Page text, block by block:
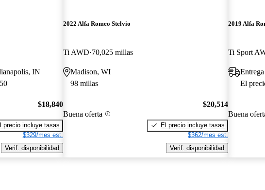
IN
$18,840
precio incluye tasas
$329/mes est.
Verif. disponibilidad
2022 Alfa Romeo Stelvio
Ti AWD 70,025 millas
Madison, WI
98 millas
Buena oferta
$20,514
El precio incluye tasas
$362/mes est.
Verif. disponibilidad
2019 Alfa
Ti Sport
El
Buena